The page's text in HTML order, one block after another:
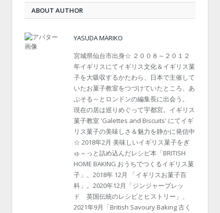
ABOUT AUTHOR
YASUDA MARIKO
宮城県仙台市出身☆ ２００８～２０１２
年イギリスにてイギリス文化＆イギリス菓
子を大吸収するかたわら、日本で主催して
いたお菓子教室をつづけていたところ、あ
ぶそる～とロンドンの編集長に出会う。
現在の居は巡りめぐって宇都宮。イギリス
菓子教室 'Galettes and Biscuits' にてイギ
リス菓子の美味しさ＆魅力を静かに発信中
☆ 2018年2月 美味しいイギリス菓子をぎ
ゅ～っと詰め込んだレシピ本「BRITISH
HOME BAKING おうちでつくるイギリス菓
子」、2018年 12月 「イギリスお菓子百
科」。2020年12月「ジンジャーブレッ
ド 英国伝統のレシピとヒストリー」、
2021年9月「British Savoury Baking 古く